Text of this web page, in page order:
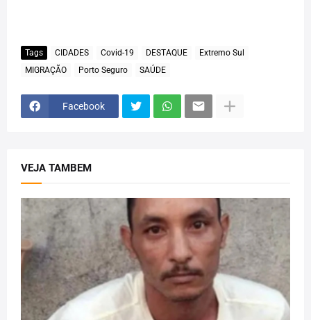
Tags CIDADES Covid-19 DESTAQUE
Extremo Sul
MIGRAÇÃO
Porto Seguro SAÚDE
Facebook
VEJA TAMBEM